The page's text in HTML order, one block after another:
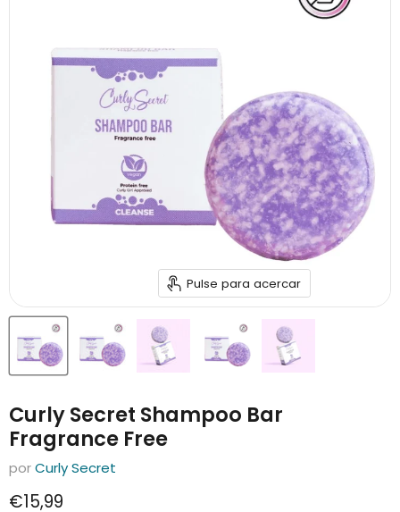
Pulse para acercar
Curly Secret Shampoo Bar
Fragrance Free
porCurly Secret
Precio actual
€15,99